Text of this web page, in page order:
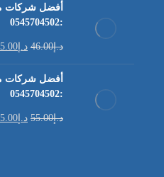
أفضل شركات
:0545704502
د.إ46.00 د.إ
أفضل شركات
:0545704502
د.إ55.00 د.إ